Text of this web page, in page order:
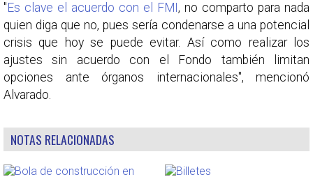
" Es clave el acuerdo con el FMI , no comparto para nada
quien diga que no, pues sería condenarse a una potencial
crisis que hoy se puede evitar. Así como realizar los
ajustes sin acuerdo con el Fondo también limitan
opciones ante órganos internacionales", mencionó
Alvarado.
NOTAS RELACIONADAS